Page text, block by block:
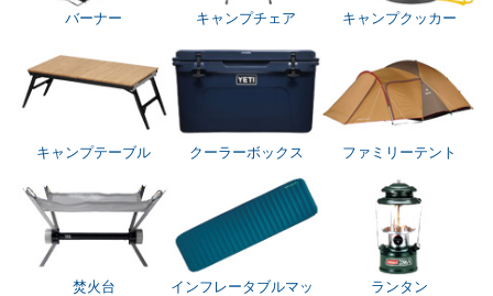
バーナー キャンプチェア キャンプクッカー
キャンプテーブル クーラーボックス ファミリーテント
焚火台 インフレータブルマッ ランタン